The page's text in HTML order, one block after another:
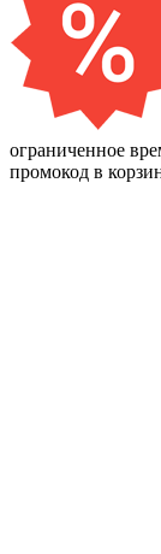
ограниченное
промокод в